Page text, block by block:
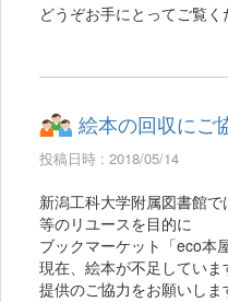
どうぞお手にとってご覧く
絵本の回収にご
投稿日時 : 2018/05/14
新潟工科大学附属図書館
等のリユースを目的に
ブックマーケット「eco本
現在、絵本が不足してい
提供のご協力をお願いしま